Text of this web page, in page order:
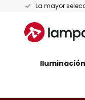
La mayor
Ir
contenido